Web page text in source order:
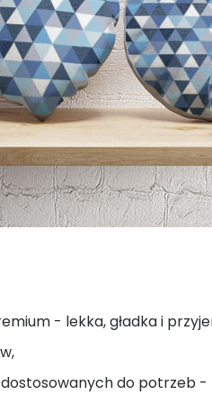
- lekka, gładka i
do potrzeb -